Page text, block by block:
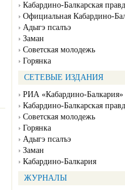
Кабардино-Балкарская
Официальная Кабардино-
Адыгэ псалъэ
Заман
Советская молодежь
Горянка
СЕТЕВЫЕ ИЗДАНИЯ
РИА «Кабардино-Балкария»
Кабардино-Балкарская
Советская молодежь
Горянка
Адыгэ псалъэ
Заман
Кабардино-Балкария
ЖУРНАЛЫ